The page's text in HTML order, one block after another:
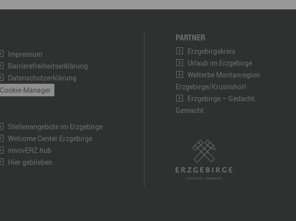
Impressum
Barrierefreiheitserklärung
Datenschutzerklärung
Cookie-Manager
Stellenangebote im Erzgebirge
Welcome Center Erzgebirge
innovERZ.hub
Hier geblieben
PARTNER
Erzgebirgskreis
Urlaub im Erzgebirge
Welterbe Montanregion
Erzgebirge/Krušnohoří
Erzgebirge – Gedacht.
Gemacht.